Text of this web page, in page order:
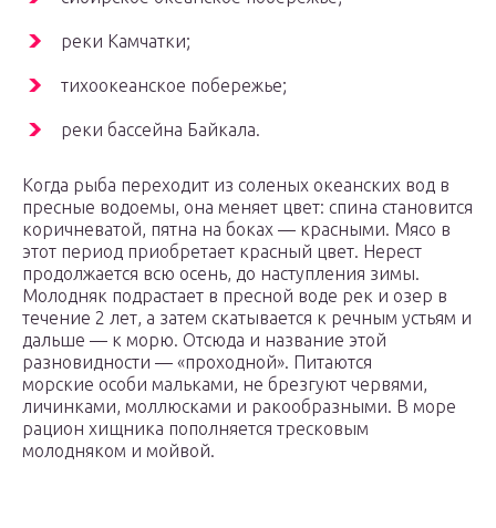
реки Камчатки;
тихоокеанское побережье;
реки бассейна Байкала.
Когда рыба переходит из соленых океанских вод в
пресные водоемы, она меняет цвет: спина становится
коричневатой, пятна на боках — красными. Мясо в
этот период приобретает красный цвет. Нерест
продолжается всю осень, до наступления зимы.
Молодняк подрастает в пресной воде рек и озер в
течение 2 лет, а затем скатывается к речным устьям и
дальше — к морю. Отсюда и название этой
разновидности — «проходной». Питаются
морские особи мальками, не брезгуют червями,
личинками, моллюсками и ракообразными. В море
рацион хищника пополняется тресковым
молодняком и мойвой.